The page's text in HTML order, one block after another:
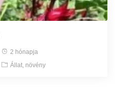
2 hónapja
Állat, növény